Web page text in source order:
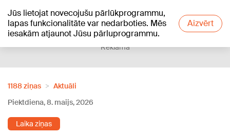
Jūs lietojat novecojušu pārlūkprogrammu,
lapas funkcionalitāte var nedarboties. Mēs
iesakām atjaunot Jūsu pārluprogrammu.
Aizvērt
+20°C
Reklāma
1188 ziņas
Aktuāli
Piektdiena, 8. maijs, 2026
Laika ziņas